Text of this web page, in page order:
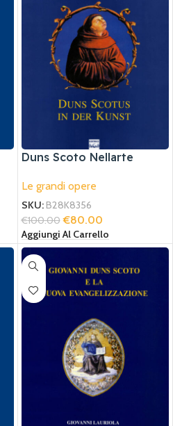
Duns Scoto Nellarte
Le grandi opere
SKU: B28K8356
€100.00 €80.00
Aggiungi Al Carrello